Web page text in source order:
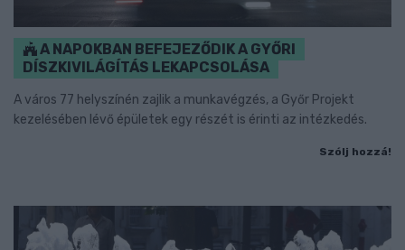
A NAPOKBAN BEFEJEZŐDIK A GYŐRI
DÍSZKIVILÁGÍTÁS LEKAPCSOLÁSA
A város 77 helyszínén zajlik a munkavégzés, a Győr Projekt
kezelésében lévő épületek egy részét is érinti az intézkedés.
Szólj hozzá!